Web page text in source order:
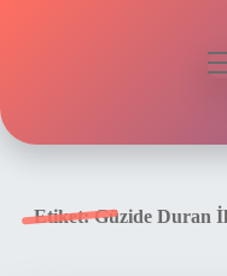
Etiket:Güzide Duran